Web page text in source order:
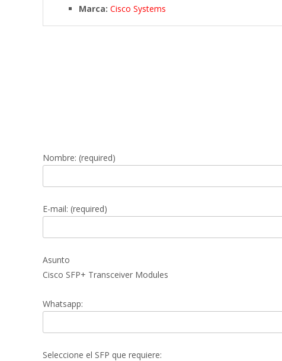
Marca: Cisco Systems
Nombre: (required)
E-mail: (required)
Asunto
Cisco SFP+ Transceiver Modules
Whatsapp:
Seleccione el SFP que requiere: